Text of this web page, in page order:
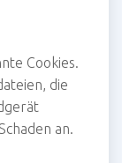
Cookies.
die
an.